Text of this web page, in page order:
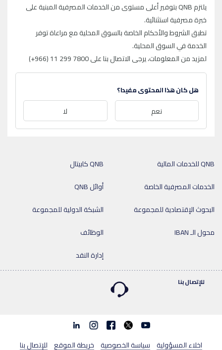
يلتزم QNB بتوفير أعلى مستوى من الخدمات المصرفية المبنية على
خبرة مصرفية استثنائية.
تطبق الشروط والأحكام الخاصة بالسوق المحلية مع مراعاة توفر
الخدمة في السوق المحلية.
لمزيد من المعلومات، يرجى الاتصال بنا على(+966) 11 299 7800
هل كان هذا المحتوى مفيدا؟
نعم لا
QNB كابيتال
QNB للخدمات المالية
أوائل QNB
الخدمات المصرفية الخاصة
الشبكة الدولية للمجموعة
البحوث الإقتصادية للمجموعة
الوظائف
محول الـ IBAN
إدارة النقد
للإتصال بنا
LinkedinInstagramfacebooktwitteryoutube
للإتصال بنا خريطة الموقع سياسة الخصوصية اخلاء المسؤولية